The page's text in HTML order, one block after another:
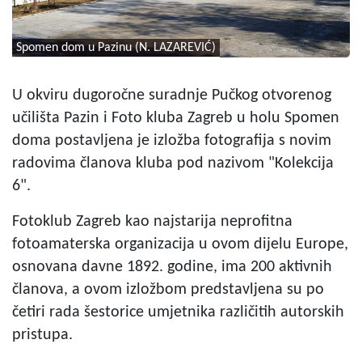
Spomen dom u Pazinu (N. LAZAREVIĆ)
U okviru dugoročne suradnje Pučkog otvorenog
učilišta Pazin i Foto kluba Zagreb u holu Spomen
doma postavljena je izložba fotografija s novim
radovima članova kluba pod nazivom "Kolekcija
6".
Fotoklub Zagreb kao najstarija neprofitna
fotoamaterska organizacija u ovom dijelu Europe,
osnovana davne 1892. godine, ima 200 aktivnih
članova, a ovom izložbom predstavljena su po
četiri rada šestorice umjetnika različitih autorskih
pristupa.